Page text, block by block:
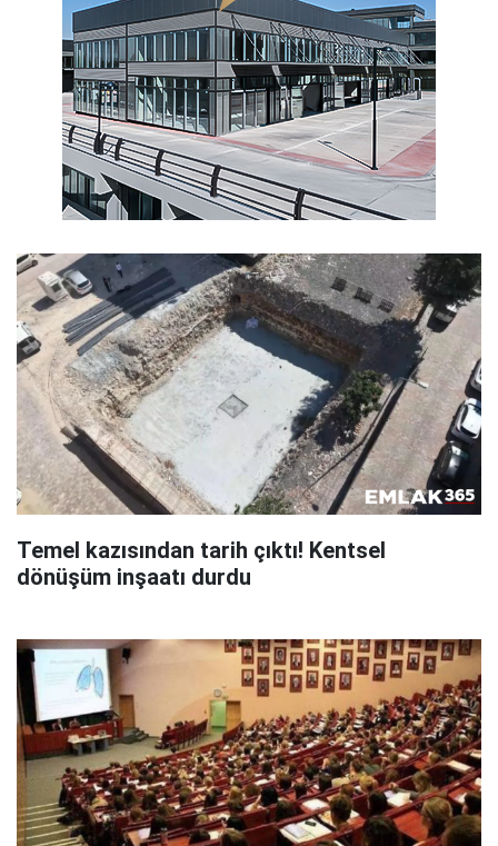
Temel kazısından tarih çıktı! Kentsel
dönüşüm inşaatı durdu